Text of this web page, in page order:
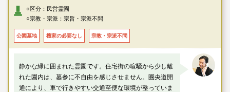
○区分：民営霊園
○宗教・宗派：宗旨・宗派不問
公園墓地 檀家の必要なし 宗教・宗派不問
静かな緑に囲まれた霊園です。住宅街の喧騒から少し離
れた園内は、墓参に不自由を感じさせません。圏央道開
通により、車で行きやすい交通至便な環境が整っていま